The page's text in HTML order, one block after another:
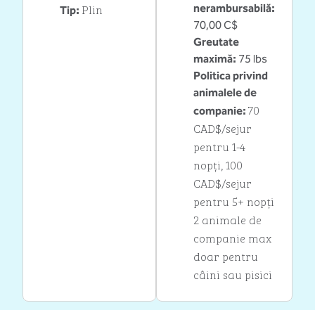
Tip: Plin
nerambursabilă:
70,00 C$
Greutate
maximă: 75 lbs
Politica privind
animalele de
companie: 70
CAD$/sejur
pentru 1-4
nopți, 100
CAD$/sejur
pentru 5+ nopți
2 animale de
companie max
doar pentru
câini sau pisici